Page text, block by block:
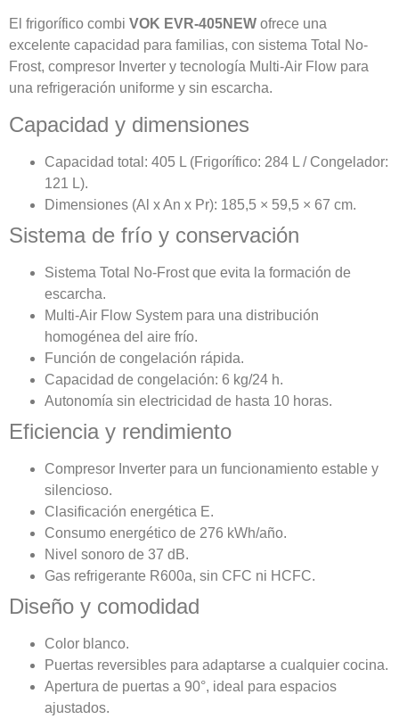
El frigorífico combi VOK EVR-405NEW ofrece una
excelente capacidad para familias, con sistema Total No-
Frost, compresor Inverter y tecnología Multi-Air Flow para
una refrigeración uniforme y sin escarcha.
Capacidad y dimensiones
Capacidad total: 405 L (Frigorífico: 284 L / Congelador:
121 L).
Dimensiones (Al x An x Pr): 185,5 × 59,5 × 67 cm.
Sistema de frío y conservación
Sistema Total No-Frost que evita la formación de
escarcha.
Multi-Air Flow System para una distribución
homogénea del aire frío.
Función de congelación rápida.
Capacidad de congelación: 6 kg/24 h.
Autonomía sin electricidad de hasta 10 horas.
Eficiencia y rendimiento
Compresor Inverter para un funcionamiento estable y
silencioso.
Clasificación energética E.
Consumo energético de 276 kWh/año.
Nivel sonoro de 37 dB.
Gas refrigerante R600a, sin CFC ni HCFC.
Diseño y comodidad
Color blanco.
Puertas reversibles para adaptarse a cualquier cocina.
Apertura de puertas a 90°, ideal para espacios
ajustados.